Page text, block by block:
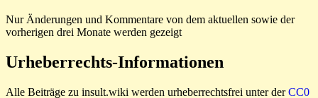
Nur Änderungen und Kommentare von dem aktuellen sowie der
vorherigen drei Monate werden gezeigt
Urheberrechts-Informationen
Alle Beiträge zu insult.wiki werden urheberrechtsfrei unter derCC0